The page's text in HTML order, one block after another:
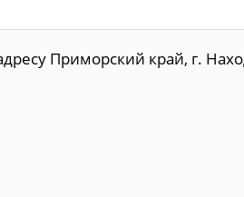
Приморский край, г.